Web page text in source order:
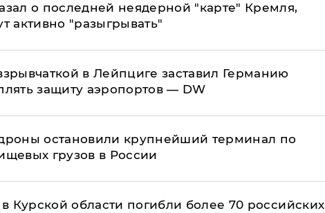
о последней неядерной "карте" Кремля,
активно "разыгрывать"
в Лейпциге заставил Германию
защиту аэропортов — DW
остановили крупнейший терминал по
грузов в России
Курской области погибли более 70 российских